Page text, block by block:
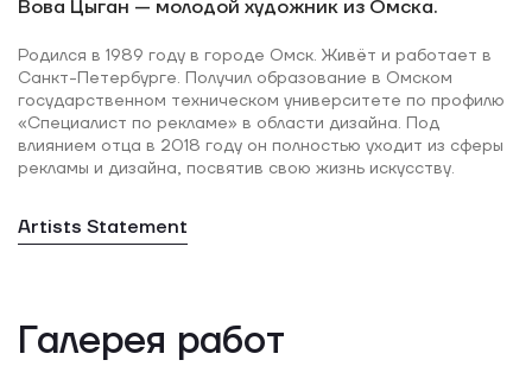
Вова Цыган — молодой художник из Омска.
Родился в 1989 году в городе Омск. Живёт и работает в
Санкт-Петербурге. Получил образование в Омском
государственном техническом университете по профилю
«Специалист по рекламе» в области дизайна. Под
влиянием отца в 2018 году он полностью уходит из сферы
рекламы и дизайна, посвятив свою жизнь искусству.
Artists Statement
Галерея работ